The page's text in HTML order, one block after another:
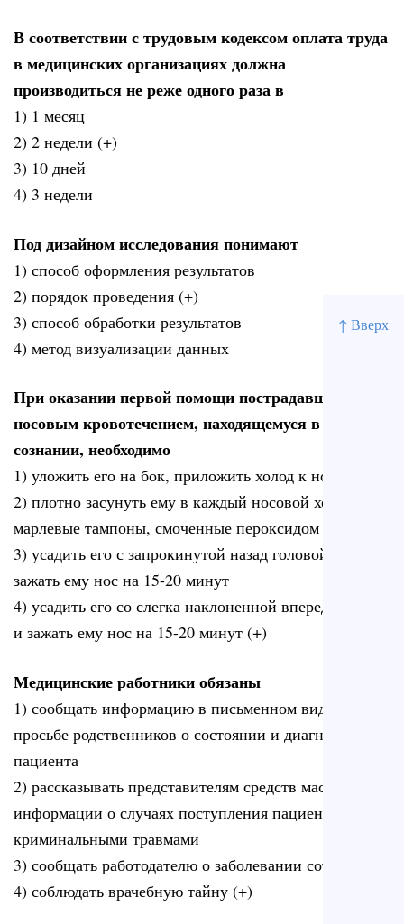
↑ Вверх
В соответствии с трудовым кодексом оплата труда
в медицинских организациях должна
производиться не реже одного раза в
1) 1 месяц
2) 2 недели (+)
3) 10 дней
4) 3 недели
Под дизайном исследования понимают
1) способ оформления результатов
2) порядок проведения (+)
3) способ обработки результатов
4) метод визуализации данных
При оказании первой помощи пострадавшему с
носовым кровотечением, находящемуся в
сознании, необходимо
1) уложить его на бок, приложить холод к носу
2) плотно засунуть ему в каждый носовой ход ватно-
марлевые тампоны, смоченные пероксидом водорода
3) усадить его с запрокинутой назад головой и
зажать ему нос на 15-20 минут
4) усадить его со слегка наклоненной вперед головой
и зажать ему нос на 15-20 минут (+)
Медицинские работники обязаны
1) сообщать информацию в письменном виде по
просьбе родственников о состоянии и диагнозе
пациента
2) рассказывать представителям средств массовой
информации о случаях поступления пациентов с
криминальными травмами
3) сообщать работодателю о заболевании сотрудника
4) соблюдать врачебную тайну (+)